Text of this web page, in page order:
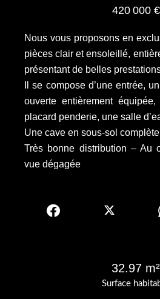
Surface
32.97 m²
420 000 €
Nous vous proposons en
pièces clair et ensoleillé,
présentant de belles
Il se compose d’une entrée,
ouverte entièrement
placard penderie, une salle
Une cave en sous-sol
Très bonne distribution – Au
vue dégagée